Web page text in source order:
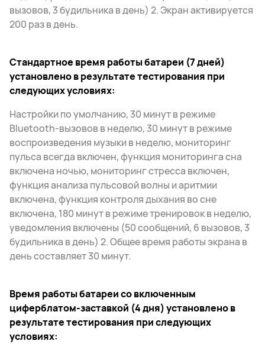
вызовов, 3 будильника в день) 2. Экран активируется
200 раз в день.
Стандартное время работы батареи (7 дней)
установлено в результате тестирования при
следующих условиях:
Настройки по умолчанию, 30 минут в режиме
Bluetooth-вызовов в неделю, 30 минут в режиме
воспроизведения музыки в неделю, мониторинг
пульса всегда включен, функция мониторинга сна
включена ночью, мониторинг стресса включен,
функция анализа пульсовой волны и аритмии
включена, функция контроля дыхания во сне
включена, 180 минут в режиме тренировок в неделю,
уведомления включены (50 сообщений, 6 вызовов, 3
будильника в день) 2. Общее время работы экрана в
день составляет 30 минут.
Время работы батареи со включенным
циферблатом-заставкой (4 дня) установлено в
результате тестирования при следующих
условиях: